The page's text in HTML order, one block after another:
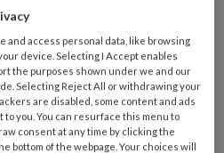
and access personal data, like browsing
device. Selecting I Accept enables
the purposes shown under we and our
Selecting Reject All or withdrawing your
are disabled, some content and ads
to you. You can resurface this menu to
consent at any time by clicking the
bottom of the webpage. Your choices will